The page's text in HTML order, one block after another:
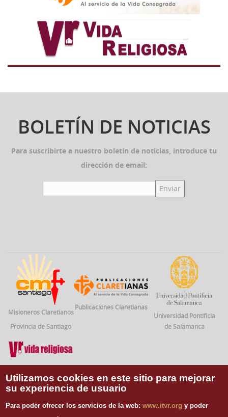
BOLETÍN DE NOTICIAS
Para suscribirte a nuestro boletín de noticias, introduce tu
dirección de email:
Misioneros Claretianos
Provincia de Santiago
Publicaciones Claretianas
Universidad Pontificia
de Salamanca
Vida Religiosa
Utilizamos cookies en este sitio para mejorar
su experiencia de usuario
Para poder ofrecer los servicios de la web:www.itvr.org y poder